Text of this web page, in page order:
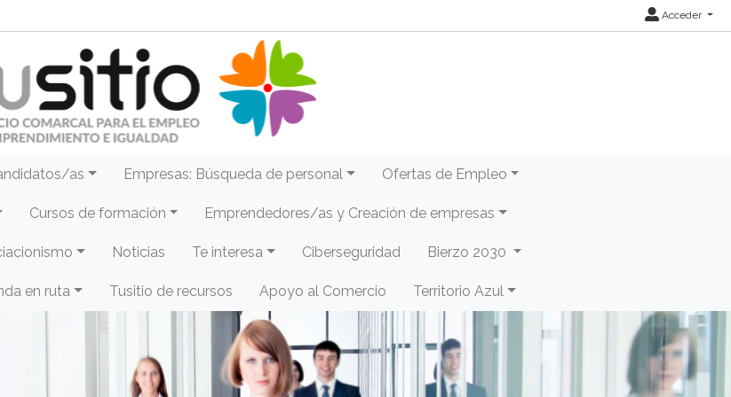
Acceder
as Empresas: Búsqueda de personal Ofertas de Empleo
Cursos de formación Emprendedores/as y Creación de empresas
Noticias Te interesa Ciberseguridad Bierzo 2030
en ruta Tusitio de recursos Apoyo al Comercio Territorio Azul